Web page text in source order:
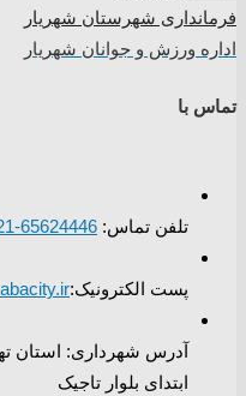
فرمانداری شهرستان شهریار
اداره ورزش و جوانان شهریار
تماس با
تلفن تماس: 65624446-021
پست الکترونیک:
آدرس شهرداری: استان
ابتدای بلوار تاجیک